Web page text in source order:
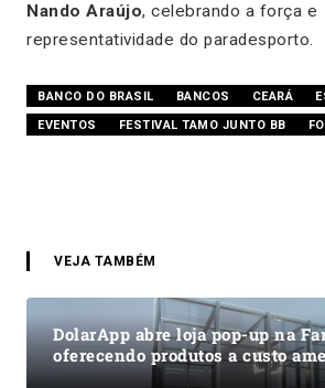
Nando Araújo, celebrando a força e
representatividade do paradesporto.
BANCO DO BRASIL BANCOS CEARÁ
EVENTOS
FESTIVAL TAMO JUNTO BB
VEJA TAMBÉM
DolarApp abre loja pop-up na
oferecendo produtos a custo